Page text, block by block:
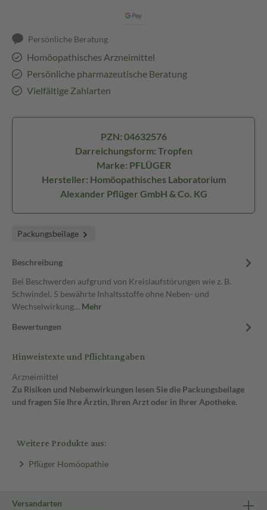
Persönliche Beratung
Homöopathisches Arzneimittel
Persönliche pharmazeutische Beratung
Vielfältige Zahlarten
PZN: 04632576
Darreichungsform: Tropfen
Marke: PFLÜGER
Hersteller: Homöopathisches Laboratorium
Alexander Pflüger GmbH & Co. KG
Packungsbeilage
Beschreibung
Bei Beschwerden aufgrund von Kreislaufstörungen wie z. B.
Schwindel. 5 bewährte Inhaltsstoffe ohne Neben- und
Wechselwirkung… Mehr
Bewertungen
Hinweistexte und Pflichtangaben
Arzneimittel
Zu Risiken und Nebenwirkungen lesen Sie die Packungsbeilage
und fragen Sie Ihre Ärztin, Ihren Arzt oder in Ihrer Apotheke.
Weitere Produkte aus:
Pflüger Homöopathie
Versandarten